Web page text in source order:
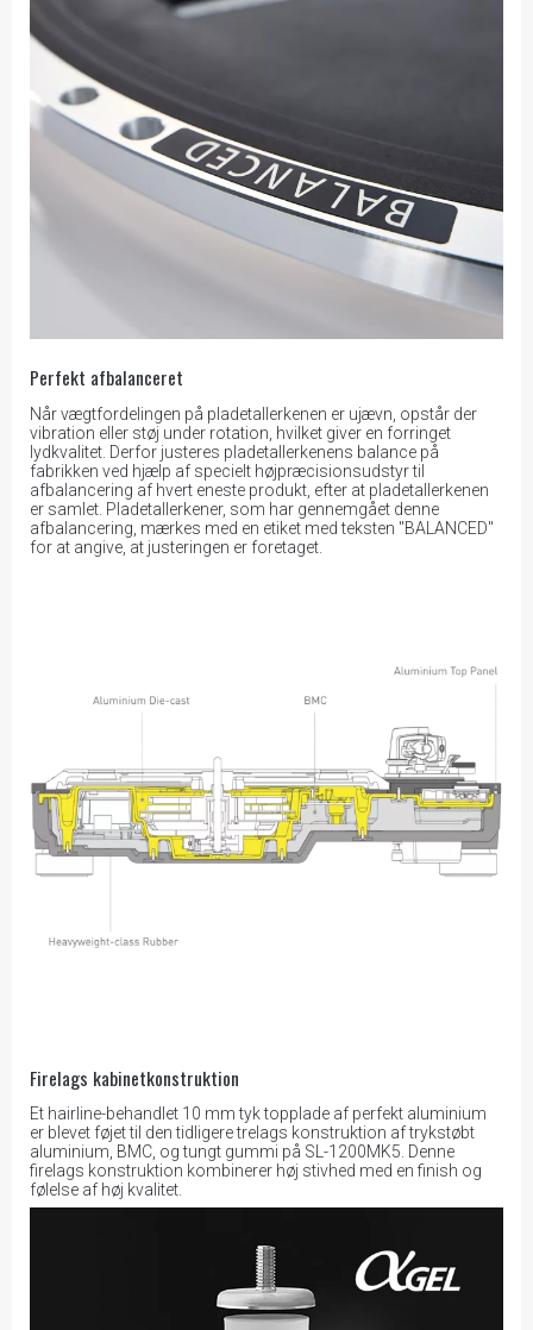
Perfekt afbalanceret
Når vægtfordelingen på pladetallerkenen er ujævn, opstår der
vibration eller støj under rotation, hvilket giver en forringet
lydkvalitet. Derfor justeres pladetallerkenens balance på
fabrikken ved hjælp af specielt højpræcisionsudstyr til
afbalancering af hvert eneste produkt, efter at pladetallerkenen
er samlet. Pladetallerkener, som har gennemgået denne
afbalancering, mærkes med en etiket med teksten "BALANCED"
for at angive, at justeringen er foretaget.
Firelags kabinetkonstruktion
Et hairline-behandlet 10 mm tyk topplade af perfekt aluminium
er blevet føjet til den tidligere trelags konstruktion af trykstøbt
aluminium, BMC, og tungt gummi på SL-1200MK5. Denne
firelags konstruktion kombinerer høj stivhed med en finish og
følelse af høj kvalitet.